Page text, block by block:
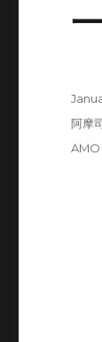
on
阿摩
Tags
AMO